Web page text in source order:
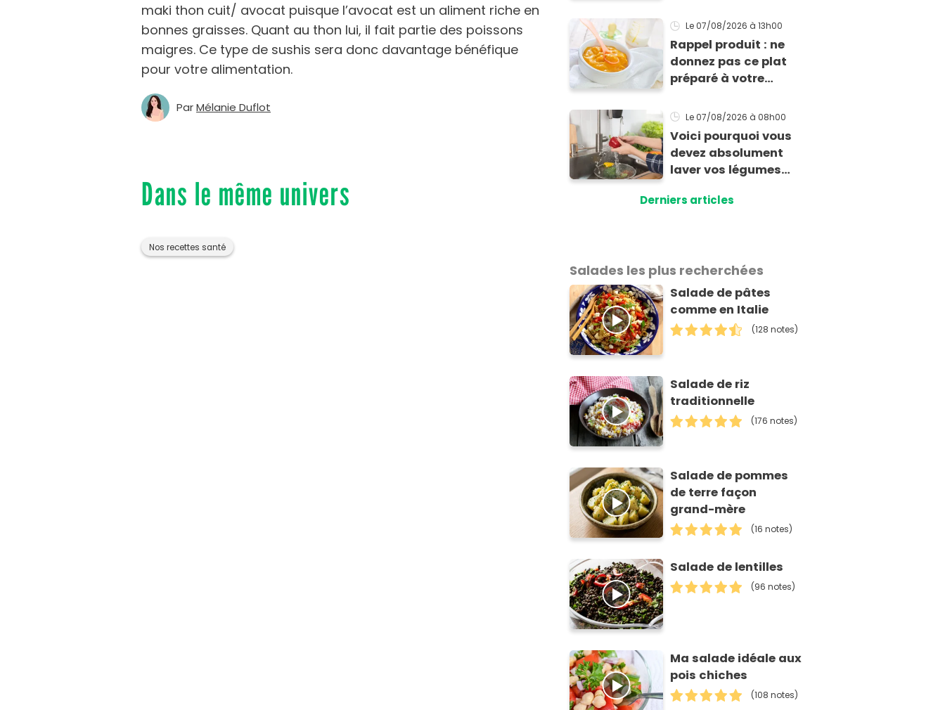
maki thon cuit/ avocat puisque l’avocat est un aliment riche en
bonnes graisses. Quant au thon lui, il fait partie des poissons
maigres. Ce type de sushis sera donc davantage bénéfique
pour votre alimentation.
ParMélanie Duflot
Dans le même univers
Nos recettes santé
Le 07/08/2026 à 13h00
Rappel produit : ne
donnez pas ce plat
préparé à votre
cette allergie
Le 07/08/2026 à 08h00
Voici pourquoi vous
devez absolument
laver vos légumes
experte en hygiène
Derniers articles
Salades les plus recherchées
Salade de pâtes
comme en Italie
(128 notes)
Salade de riz
traditionnelle
(176 notes)
Salade de pommes
de terre façon
grand-mère
(16 notes)
Salade de lentilles
(96 notes)
Ma salade idéale aux
pois chiches
(108 notes)